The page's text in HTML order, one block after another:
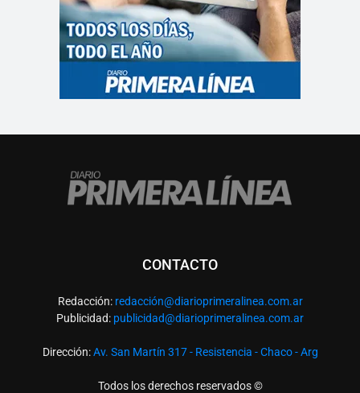
CONTACTO
Redacción: redacción@diarioprimeralinea.com.ar
Publicidad: publicidad@diarioprimeralinea.com.ar
Dirección:Av. San Martín 317 - Resistencia - Chaco - Arg
Todos los derechos reservados ©